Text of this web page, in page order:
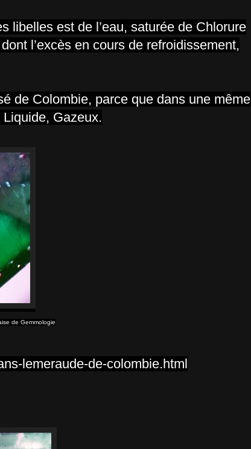
libelles est de l’eau, saturée de Chlorure
l’excès en cours de refroidissement,
de Colombie, parce que dans une même
Gazeux.
de Gemmologie
lemeraude-de-colombie.html